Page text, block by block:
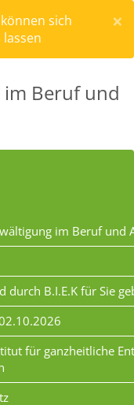
×
sich
im Beruf und
im Beruf und
durch B.I.E.K für Sie
für ganzheitliche